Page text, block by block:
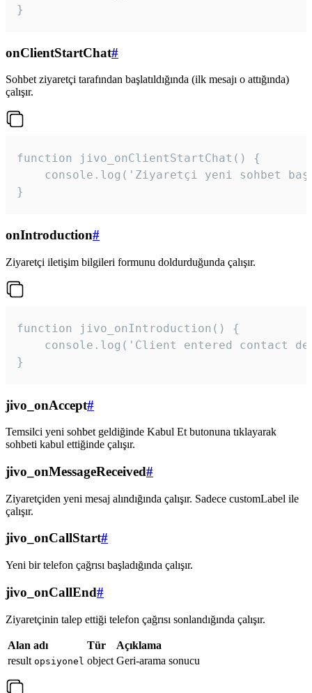
}
onClientStartChat#
Sohbet ziyaretçi tarafından başlatıldığında (ilk mesajı o attığında)
çalışır.
function jivo_onClientStartChat() {
console.log('Ziyaretçi yeni sohbet
}
onIntroduction#
Ziyaretçi iletişim bilgileri formunu doldurduğunda çalışır.
function jivo_onIntroduction() {
console.log('Client entered contact
}
jivo_onAccept#
Temsilci yeni sohbet geldiğinde Kabul Et butonuna tıklayarak
sohbeti kabul ettiğinde çalışır.
jivo_onMessageReceived#
Ziyaretçiden yeni mesaj alındığında çalışır. Sadece customLabel ile
çalışır.
jivo_onCallStart#
Yeni bir telefon çağrısı başladığında çalışır.
jivo_onCallEnd#
Ziyaretçinin talep ettiği telefon çağrısı sonlandığında çalışır.
Alan adı Tür
Açıklama
result opsiyonel object Geri-arama sonucu